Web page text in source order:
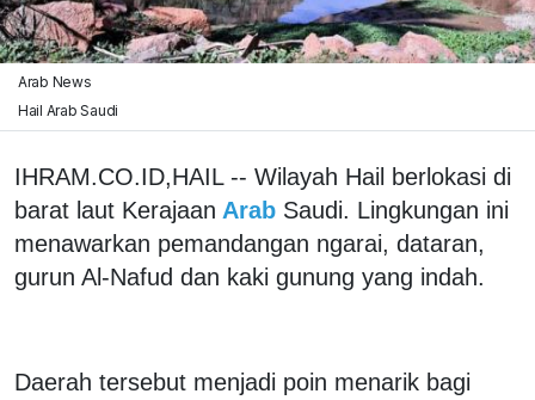
Arab News
Hail Arab Saudi
IHRAM.CO.ID,HAIL -- Wilayah Hail berlokasi di
barat laut Kerajaan Arab Saudi. Lingkungan ini
menawarkan pemandangan ngarai, dataran,
gurun Al-Nafud dan kaki gunung yang indah.
Daerah tersebut menjadi poin menarik bagi